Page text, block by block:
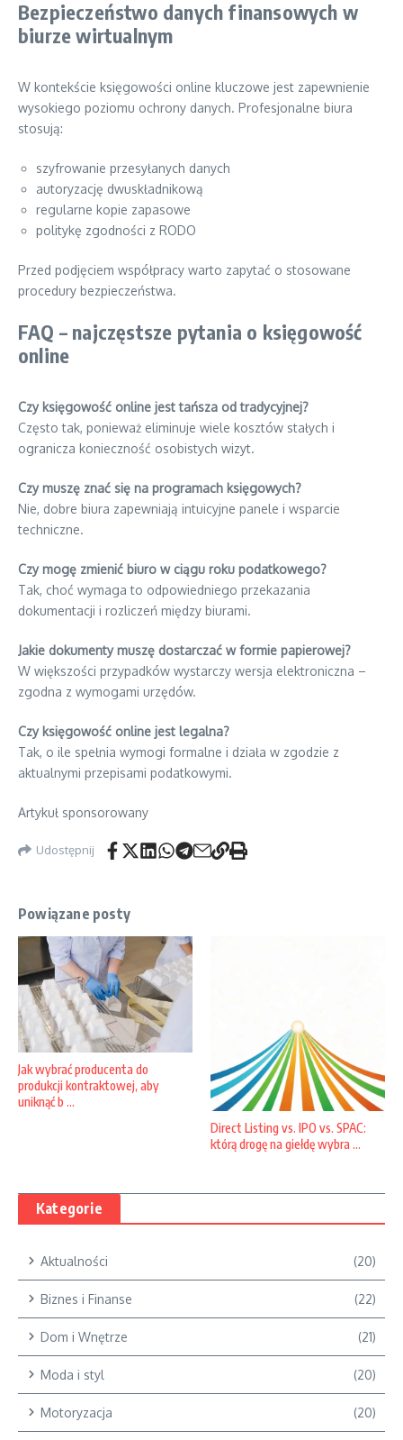
Bezpieczeństwo danych finansowych w
biurze wirtualnym
W kontekście księgowości online kluczowe jest zapewnienie
wysokiego poziomu ochrony danych. Profesjonalne biura
stosują:
szyfrowanie przesyłanych danych
autoryzację dwuskładnikową
regularne kopie zapasowe
politykę zgodności z RODO
Przed podjęciem współpracy warto zapytać o stosowane
procedury bezpieczeństwa.
FAQ – najczęstsze pytania o księgowość
online
Czy księgowość online jest tańsza od tradycyjnej?
Często tak, ponieważ eliminuje wiele kosztów stałych i
ogranicza konieczność osobistych wizyt.
Czy muszę znać się na programach księgowych?
Nie, dobre biura zapewniają intuicyjne panele i wsparcie
techniczne.
Czy mogę zmienić biuro w ciągu roku podatkowego?
Tak, choć wymaga to odpowiedniego przekazania
dokumentacji i rozliczeń między biurami.
Jakie dokumenty muszę dostarczać w formie papierowej?
W większości przypadków wystarczy wersja elektroniczna –
zgodna z wymogami urzędów.
Czy księgowość online jest legalna?
Tak, o ile spełnia wymogi formalne i działa w zgodzie z
aktualnymi przepisami podatkowymi.
Artykuł sponsorowany
Udostępnij
Powiązane posty
Jak wybrać producenta do
produkcji kontraktowej, aby
uniknąć b ...
Direct Listing vs. IPO vs. SPAC:
którą drogę na giełdę wybra ...
Kategorie
Aktualności (20)
Biznes i Finanse (22)
Dom i Wnętrze (21)
Moda i styl (20)
Motoryzacja (20)